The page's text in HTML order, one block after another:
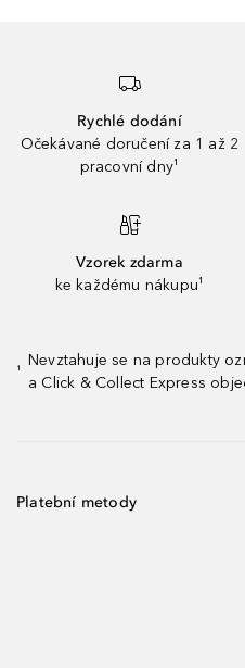
Rychlé dodání
Očekávané doručení za 1 až 2
pracovní dny¹
Vzorek zdarma
ke každému nákupu¹
¹
Nevztahuje se na produkty
a Click & Collect Express
Platební metody